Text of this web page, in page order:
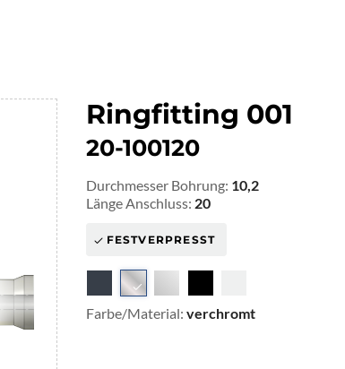
Ringfitting 001
20-100120
Durchmesser Bohrung: 10,2
Länge Anschluss: 20
FESTVERPRESST
Farbe/Material: verchromt